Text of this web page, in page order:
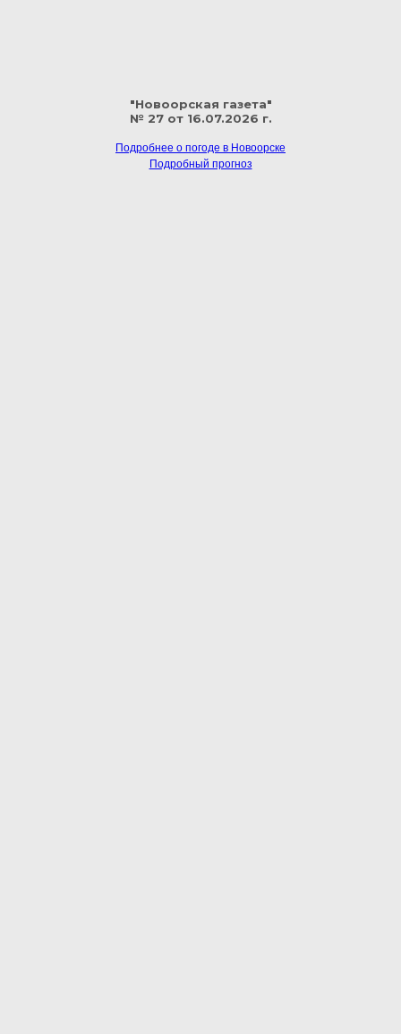
"Новоорская газета"
№ 27 от 16.07.2026 г.
Подробнее о погоде в Новоорске
Подробный прогноз